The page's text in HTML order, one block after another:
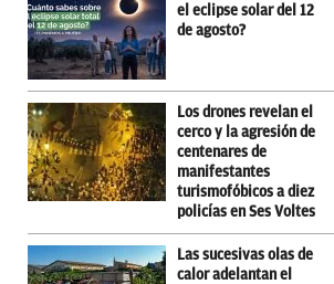
el eclipse solar del 12
de agosto?
Los drones revelan el
cerco y la agresión de
centenares de
manifestantes
turismofóbicos a diez
policías en Ses Voltes
Las sucesivas olas de
calor adelantan el